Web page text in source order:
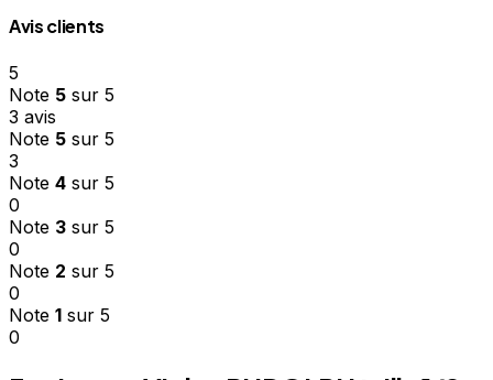
Avis clients
5
Note 5 sur 5
3 avis
Note 5 sur 5
3
Note 4 sur 5
0
Note 3 sur 5
0
Note 2 sur 5
0
Note 1 sur 5
0